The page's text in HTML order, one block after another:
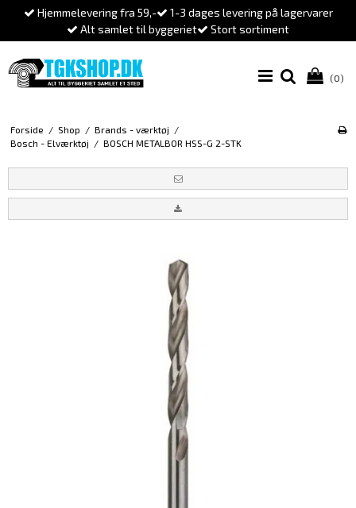
Hjemmelevering fra 59,-
1-3 dages levering på lagervarer
Alt samlet til byggeriet
Stort sortiment
(0)
Forside / Shop / Brands - værktøj /
Bosch - Elværktøj / BOSCH METALBOR HSS-G 2-STK